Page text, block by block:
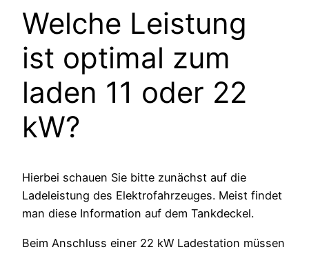
Welche Leistung
ist optimal zum
laden 11 oder 22
kW?
Hierbei schauen Sie bitte zunächst auf die
Ladeleistung des Elektrofahrzeuges. Meist findet
man diese Information auf dem Tankdeckel.
Beim Anschluss einer 22 kW Ladestation müssen